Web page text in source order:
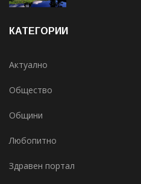
КАТЕГОРИИ
Актуално
Общество
Общини
Любопитно
Здравен портал